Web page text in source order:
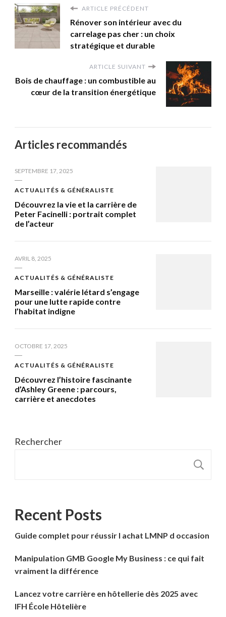
ARTICLE PRÉCÉDENT
Rénover son intérieur avec du
carrelage pas cher : un choix
stratégique et durable
ARTICLE SUIVANT
Bois de chauffage : un combustible au
cœur de la transition énergétique
Articles recommandés
SEPTEMBRE 17, 2025
ACTUALITÉS & GÉNÉRALISTE
Découvrez la vie et la carrière de
Peter Facinelli : portrait complet
de l’acteur
AVRIL 8, 2025
ACTUALITÉS & GÉNÉRALISTE
Marseille : valérie létard s’engage
pour une lutte rapide contre
l’habitat indigne
OCTOBRE 17, 2025
ACTUALITÉS & GÉNÉRALISTE
Découvrez l’histoire fascinante
d’Ashley Greene : parcours,
carrière et anecdotes
Rechercher
Recent Posts
Guide complet pour réussir l achat LMNP d occasion
Manipulation GMB Google My Business : ce qui fait
vraiment la différence
Lancez votre carrière en hôtellerie dès 2025 avec
IFH École Hôtelière